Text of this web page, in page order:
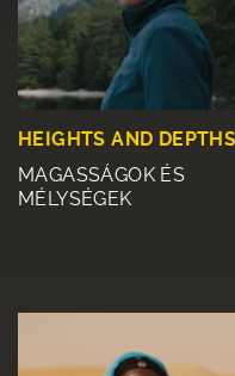
HEIGHTS AND DEPTHS
MAGASSÁGOK ÉS
MÉLYSÉGEK